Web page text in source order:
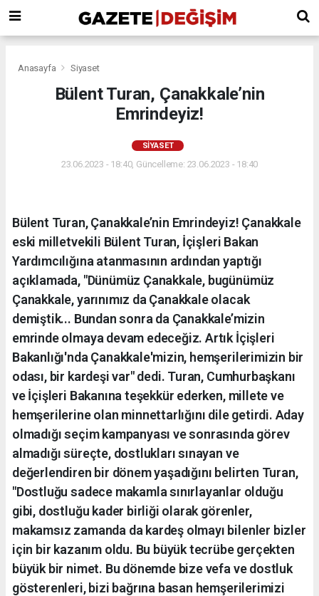
Anasayfa Siyaset
Bülent Turan, Çanakkale’nin
Emrindeyiz!
SIYASET
23.06.2023 - 18:40, Güncelleme: 23.06.2023 - 18:40
Bülent Turan, Çanakkale’nin Emrindeyiz! Çanakkale
eski milletvekili Bülent Turan, İçişleri Bakan
Yardımcılığına atanmasının ardından yaptığı
açıklamada, "Dünümüz Çanakkale, bugünümüz
Çanakkale, yarınımız da Çanakkale olacak
demiştik... Bundan sonra da Çanakkale’mizin
emrinde olmaya devam edeceğiz. Artık İçişleri
Bakanlığı'nda Çanakkale'mizin, hemşerilerimizin bir
odası, bir kardeşi var" dedi. Turan, Cumhurbaşkanı
ve İçişleri Bakanına teşekkür ederken, millete ve
hemşerilerine olan minnettarlığını dile getirdi. Aday
olmadığı seçim kampanyası ve sonrasında görev
almadığı süreçte, dostlukları sınayan ve
değerlendiren bir dönem yaşadığını belirten Turan,
"Dostluğu sadece makamla sınırlayanlar olduğu
gibi, dostluğu kader birliği olarak görenler,
makamsız zamanda da kardeş olmayı bilenler bizler
için bir kazanım oldu. Bu büyük tecrübe gerçekten
büyük bir nimet. Bu dönemde bize vefa ve dostluk
gösterenleri, bizi bağrına basan hemşerilerimizi